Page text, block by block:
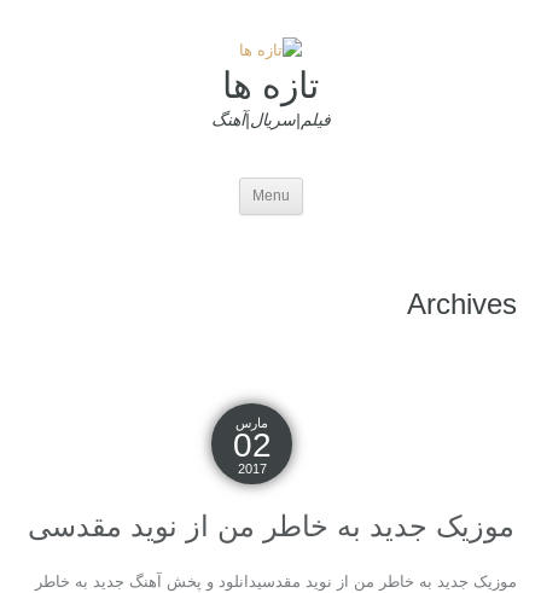
تازه ها
فیلم|سریال|آهنگ
Menu
Archives
مارس
02
2017
موزیک جدید به خاطر من از نوید مقدسی
موزیک جدید به خاطر من از نوید مقدسیدانلود و پخش آهنگ جدید به خاطر